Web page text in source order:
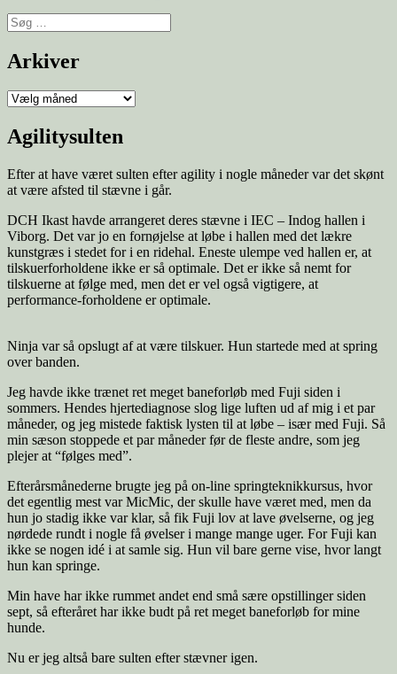
Søg
efter:
Arkiver
Arkiver
Agilitysulten
Efter at have været sulten efter agility i nogle måneder var det skønt
at være afsted til stævne i går.
DCH Ikast havde arrangeret deres stævne i IEC – Indog hallen i
Viborg. Det var jo en fornøjelse at løbe i hallen med det lækre
kunstgræs i stedet for i en ridehal. Eneste ulempe ved hallen er, at
tilskuerforholdene ikke er så optimale. Det er ikke så nemt for
tilskuerne at følge med, men det er vel også vigtigere, at
performance-forholdene er optimale.
Ninja var så opslugt af at være tilskuer. Hun startede med at spring
over banden.
Jeg havde ikke trænet ret meget baneforløb med Fuji siden i
sommers. Hendes hjertediagnose slog lige luften ud af mig i et par
måneder, og jeg mistede faktisk lysten til at løbe – især med Fuji. Så
min sæson stoppede et par måneder før de fleste andre, som jeg
plejer at “følges med”.
Efterårsmånederne brugte jeg på on-line springteknikkursus, hvor
det egentlig mest var MicMic, der skulle have været med, men da
hun jo stadig ikke var klar, så fik Fuji lov at lave øvelserne, og jeg
nørdede rundt i nogle få øvelser i mange mange uger. For Fuji kan
ikke se nogen idé i at samle sig. Hun vil bare gerne vise, hvor langt
hun kan springe.
Min have har ikke rummet andet end små sære opstillinger siden
sept, så efteråret har ikke budt på ret meget baneforløb for mine
hunde.
Nu er jeg altså bare sulten efter stævner igen.